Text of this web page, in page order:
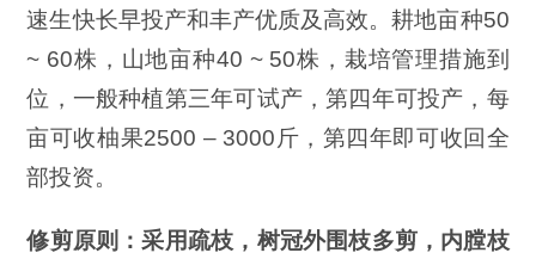
速生快长早投产和丰产优质及高效。耕地亩种50
~ 60株，山地亩种40 ~ 50株，栽培管理措施到
位，一般种植第三年可试产，第四年可投产，每
亩可收柚果2500 – 3000斤，第四年即可收回全
部投资。
修剪原则：采用疏枝，树冠外围枝多剪，内膛枝